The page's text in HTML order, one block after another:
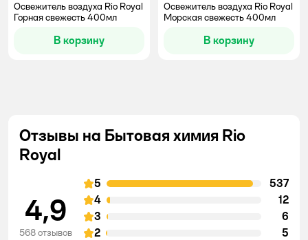
Освежитель воздуха Rio Royal
Горная свежесть 400мл
В корзину
Освежитель воздуха Rio Royal
Морская свежесть 400мл
В корзину
Отзывы на Бытовая химия Rio
Royal
4,9
568 отзывов
5
537
4
12
3
6
2
5